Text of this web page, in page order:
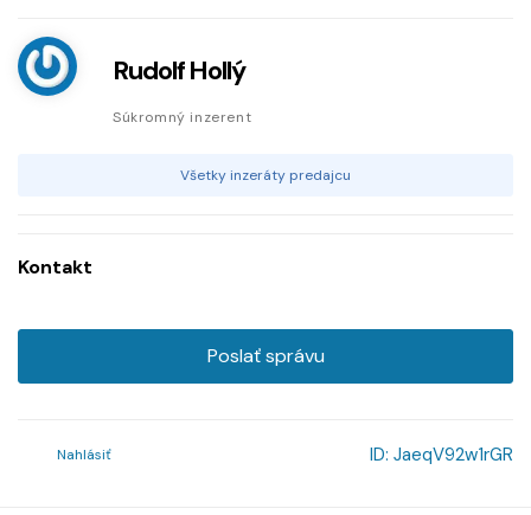
Rudolf Hollý
Súkromný inzerent
Všetky inzeráty predajcu
Kontakt
Poslať správu
Nahlásiť ID: JaeqV92w1rGR